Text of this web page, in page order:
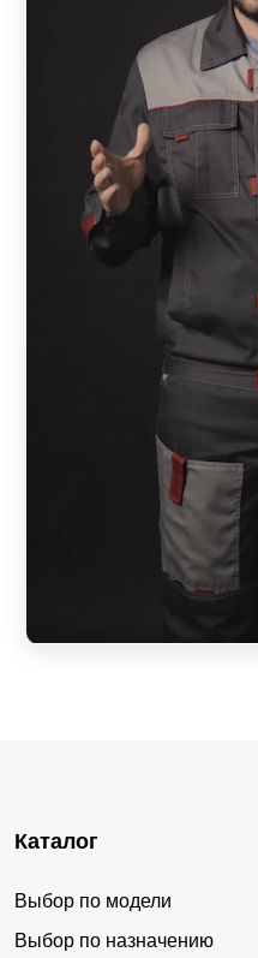
Каталог
Выбор по модели
Выбор по назначению